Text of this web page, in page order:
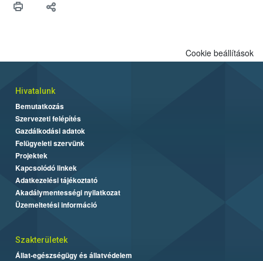
felhasználók számára is elérhető és ökológiai termesztésben is
Cookie beállítások
Hivatalunk
Bemutatkozás
Szervezeti felépítés
Gazdálkodási adatok
Felügyeleti szervünk
Projektek
Kapcsolódó linkek
Adatkezelési tájékoztató
Akadálymentességi nyilatkozat
Üzemeltetési információ
Szakterületek
Állat-egészségügy és állatvédelem